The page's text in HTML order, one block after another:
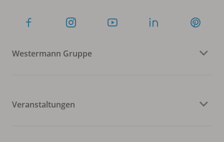
Westermann Gruppe
Veranstaltungen